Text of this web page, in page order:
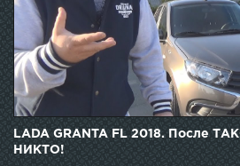
LADA GRANTA FL 2018. После
НИКТО!